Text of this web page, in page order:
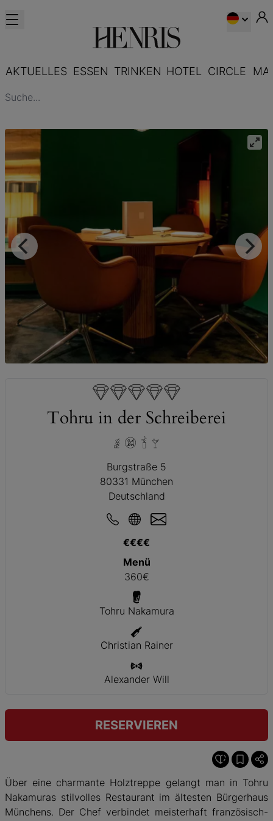
AKTUELLES ESSEN TRINKEN HOTEL CIRCLE
Tohru in der Schreiberei
Burgstraße 5
80331 München
Deutschland
€€€€
Menü
360€
Tohru Nakamura
Christian Rainer
Alexander Will
RESERVIEREN
Über eine charmante Holztreppe gelangt man in Tohru
Nakamuras stilvolles Restaurant im ältesten Bürgerhaus
Münchens. Der Chef verbindet meisterhaft französisch-